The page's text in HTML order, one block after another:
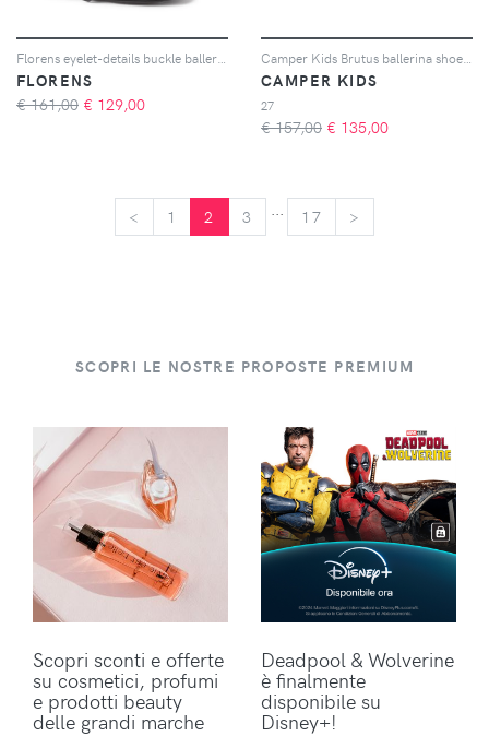
FLORENS
€ 161,00 € 129,00
CAMPER KIDS
27
€ 157,00 € 135,00
< 1 2 3 17 >
SCOPRI LE NOSTRE PROPOSTE PREMIUM
Scopri sconti e offerte
su cosmetici, profumi
e prodotti beauty
delle grandi marche
Deadpool & Wolverine
è finalmente
disponibile su
Disney+!